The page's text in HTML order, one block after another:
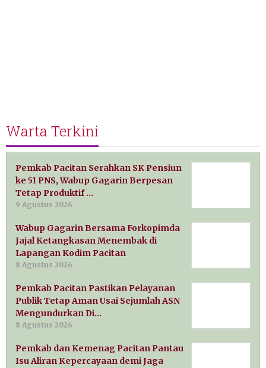
Warta Terkini
Pemkab Pacitan Serahkan SK Pensiun
ke 51 PNS, Wabup Gagarin Berpesan
Tetap Produktif …
9 Agustus 2026
Wabup Gagarin Bersama Forkopimda
Jajal Ketangkasan Menembak di
Lapangan Kodim Pacitan
8 Agustus 2026
Pemkab Pacitan Pastikan Pelayanan
Publik Tetap Aman Usai Sejumlah ASN
Mengundurkan Di…
8 Agustus 2026
Pemkab dan Kemenag Pacitan Pantau
Isu Aliran Kepercayaan demi Jaga